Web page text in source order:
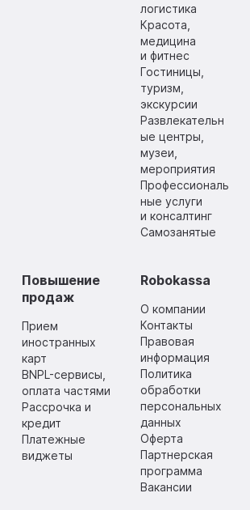
логистика
Красота,
медицина
и фитнес
Гостиницы,
туризм,
экскурсии
Развлекательн
ые центры,
музеи,
мероприятия
Профессиональ
ные услуги
и консалтинг
Самозанятые
Повышение
продаж
Прием
иностранных
карт
BNPL-сервисы,
оплата частями
Рассрочка и
кредит
Платежные
виджеты
Robokassa
О компании
Контакты
Правовая
информация
Политика
обработки
персональных
данных
Оферта
Партнерская
программа
Вакансии